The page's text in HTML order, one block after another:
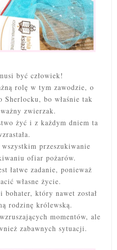
być człowiek!
rolę w tym zawodzie, o
Sherlocku, bo właśnie tak
zwierzak.
żyć i z każdym dniem ta
przeszukiwanie
ofiar pożarów.
łatwe zadanie, ponieważ
własne życie.
który nawet został
rodzinę królewską.
momentów, ale
zabawnych sytuacji.